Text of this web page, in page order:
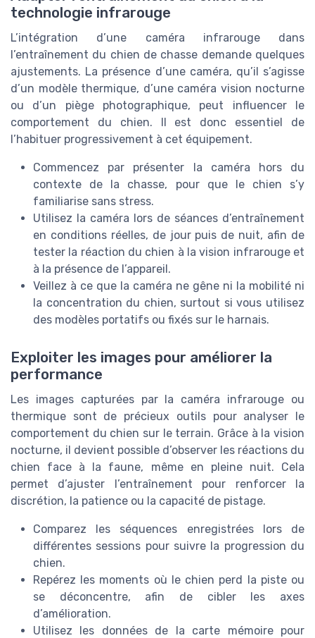
technologie infrarouge
L’intégration d’une caméra infrarouge dans
l’entraînement du chien de chasse demande quelques
ajustements. La présence d’une caméra, qu’il s’agisse
d’un modèle thermique, d’une caméra vision nocturne
ou d’un piège photographique, peut influencer le
comportement du chien. Il est donc essentiel de
l’habituer progressivement à cet équipement.
Commencez par présenter la caméra hors du
contexte de la chasse, pour que le chien s’y
familiarise sans stress.
Utilisez la caméra lors de séances d’entraînement
en conditions réelles, de jour puis de nuit, afin de
tester la réaction du chien à la vision infrarouge et
à la présence de l’appareil.
Veillez à ce que la caméra ne gêne ni la mobilité ni
la concentration du chien, surtout si vous utilisez
des modèles portatifs ou fixés sur le harnais.
Exploiter les images pour améliorer la
performance
Les images capturées par la caméra infrarouge ou
thermique sont de précieux outils pour analyser le
comportement du chien sur le terrain. Grâce à la vision
nocturne, il devient possible d’observer les réactions du
chien face à la faune, même en pleine nuit. Cela
permet d’ajuster l’entraînement pour renforcer la
discrétion, la patience ou la capacité de pistage.
Comparez les séquences enregistrées lors de
différentes sessions pour suivre la progression du
chien.
Repérez les moments où le chien perd la piste ou
se déconcentre, afin de cibler les axes
d’amélioration.
Utilisez les données de la carte mémoire pour